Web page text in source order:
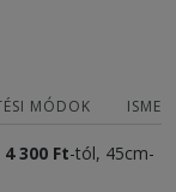
MÓDOK
4 300 Ft-tól, 45cm-